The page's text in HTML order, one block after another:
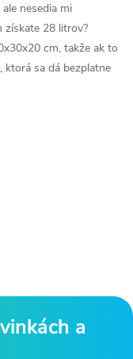
nesedia mi
získate 28 litrov?
cm, takže ak to
ktorá sa dá bezplatne